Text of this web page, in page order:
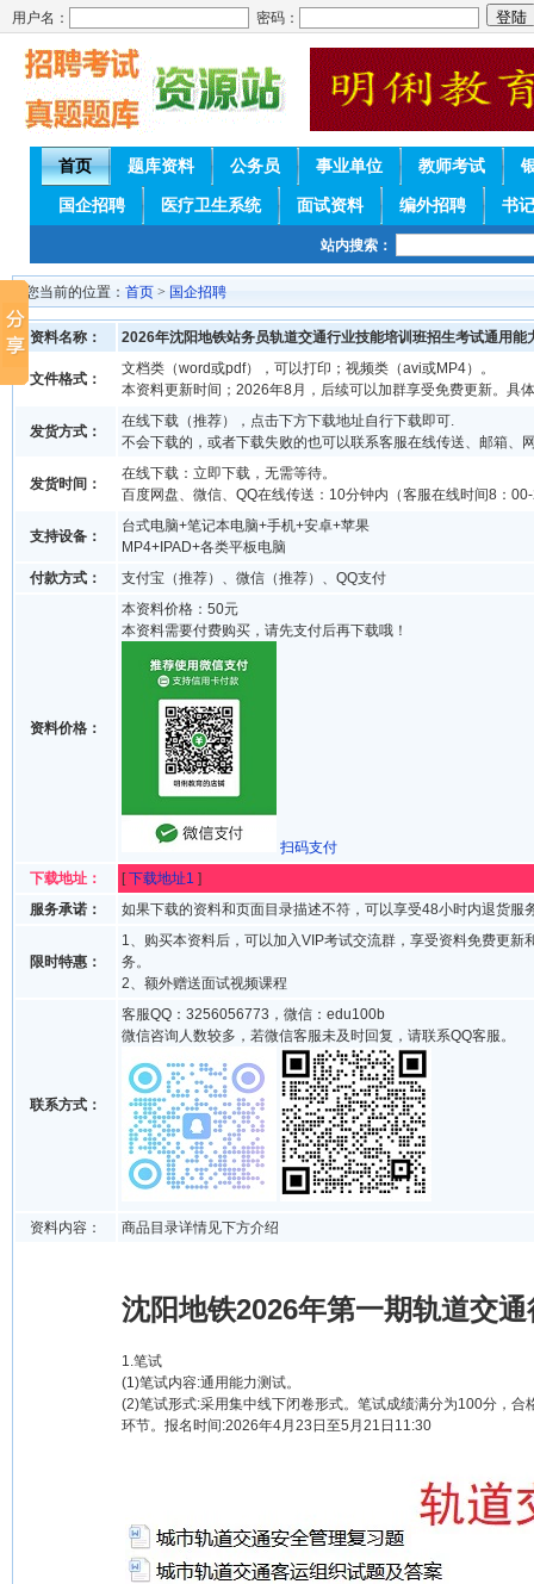
用户名： 密码：
首页 题库资料 公务员 事业单位 教师考试
国企招聘 医疗卫生系统 面试资料 编外招聘 书
站内搜索：
您当前的位置： 首页 > 国企招聘
资料名称： 2026年沈阳地铁站务员轨道交通行业技能培训班招生考试通用能
文件格式：
文档类（word或pdf），可以打印；视频类（avi或MP4）。
本资料更新时间；2026年8月，后续可以加群享受免费更新。具
发货方式：
在线下载（推荐），点击下方下载地址自行下载即可.
不会下载的，或者下载失败的也可以联系客服在线传送、邮箱、
发货时间：
在线下载：立即下载，无需等待。
百度网盘、微信、QQ在线传送：10分钟内（客服在线时间8：
支持设备：
台式电脑+笔记本电脑+手机+安卓+苹果
MP4+IPAD+各类平板电脑
付款方式：
支付宝（推荐）、微信（推荐）、QQ支付
资料价格：
本资料价格：50元
本资料需要付费购买，请先支付后再下载哦！
扫码支付
下载地址：
[下载地址1 ]
服务承诺：
如果下载的资料和页面目录描述不符，可以享受48小时内退货服
限时特惠：
1、购买本资料后，可以加入VIP考试交流群，享受资料免费更新
务。
2、额外赠送面试视频课程
联系方式：
客服QQ：3256056773，微信：edu100b
微信咨询人数较多，若微信客服未及时回复，请联系QQ客服。
资料内容： 商品目录详情见下方介绍
沈阳地铁2026年第一期轨道交
1.笔试
(1)笔试内容:通用能力测试。
(2)笔试形式:采用集中线下闭卷形式。笔试成绩满分为100分，
环节。报名时间:2026年4月23日至5月21日11:30